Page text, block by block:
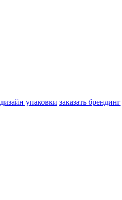
дизайн упаковки заказать брендинг